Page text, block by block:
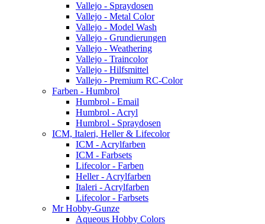
Vallejo - Spraydosen
Vallejo - Metal Color
Vallejo - Model Wash
Vallejo - Grundierungen
Vallejo - Weathering
Vallejo - Traincolor
Vallejo - Hilfsmittel
Vallejo - Premium RC-Color
Farben - Humbrol
Humbrol - Email
Humbrol - Acryl
Humbrol - Spraydosen
ICM, Italeri, Heller & Lifecolor
ICM - Acrylfarben
ICM - Farbsets
Lifecolor - Farben
Heller - Acrylfarben
Italeri - Acrylfarben
Lifecolor - Farbsets
Mr Hobby-Gunze
Aqueous Hobby Colors